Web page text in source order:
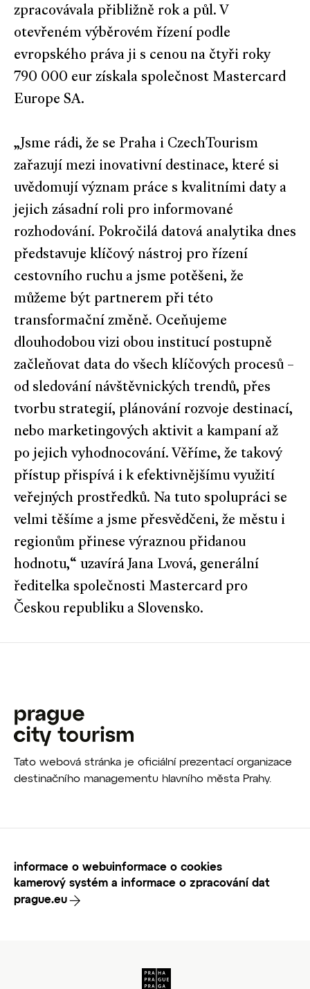
zpracovávala přibližně rok a půl. V
otevřeném výběrovém řízení podle
evropského práva ji s cenou na čtyři roky
790 000 eur získala společnost Mastercard
Europe SA.
„Jsme rádi, že se Praha i CzechTourism
zařazují mezi inovativní destinace, které si
uvědomují význam práce s kvalitními daty a
jejich zásadní roli pro informované
rozhodování. Pokročilá datová analytika dnes
představuje klíčový nástroj pro řízení
cestovního ruchu a jsme potěšeni, že
můžeme být partnerem při této
transformační změně. Oceňujeme
dlouhodobou vizi obou institucí postupně
začleňovat data do všech klíčových procesů –
od sledování návštěvnických trendů, přes
tvorbu strategií, plánování rozvoje destinací,
nebo marketingových aktivit a kampaní až
po jejich vyhodnocování. Věříme, že takový
přístup přispívá i k efektivnějšímu využití
veřejných prostředků. Na tuto spolupráci se
velmi těšíme a jsme přesvědčeni, že městu i
regionům přinese výraznou přidanou
hodnotu,“ uzavírá Jana Lvová, generální
ředitelka společnosti Mastercard pro
Českou republiku a Slovensko.
Tato webová stránka je oficiální prezentací organizace
destinačního managementu hlavního města Prahy.
informace o webuinformace o cookies
kamerový systém a informace o zpracování dat
prague.eu